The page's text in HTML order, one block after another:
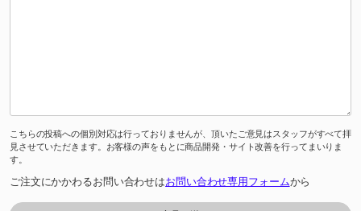
こちらの投稿への個別対応は行っておりませんが、頂いたご意見はスタッフがすべて拝
見させていただきます。お客様の声をもとに商品開発・サイト改善を行ってまいりま
す。
ご注文にかかわるお問い合わせはお問い合わせ専用フォームから